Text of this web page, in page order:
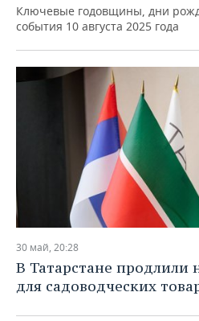
Ключевые годовщины, дни
события 10 августа 2025 года
30 май, 20:28
В Татарстане продлили
для садоводческих